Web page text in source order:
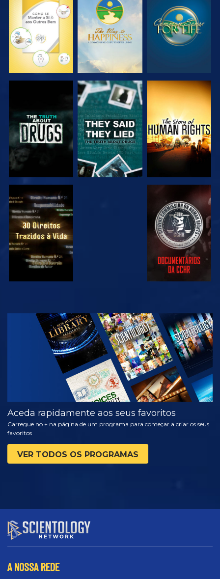
VER VER VER
VER VER
VER VER
VER
EXPLORAR A
SÉRIE
Aceda rapidamente aos seus favoritos
Carregue no + na página de um programa para começar a criar os seus
favoritos
VER TODOS OS PROGRAMAS
A NOSSA REDE